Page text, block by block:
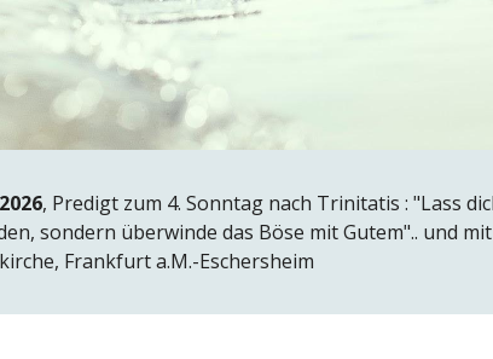
2026, Predigt zum 4. Sonntag nach Trinitatis : "Lass
sondern überwinde das Böse mit Gutem".. und
Frankfurt a.M.-Eschersheim